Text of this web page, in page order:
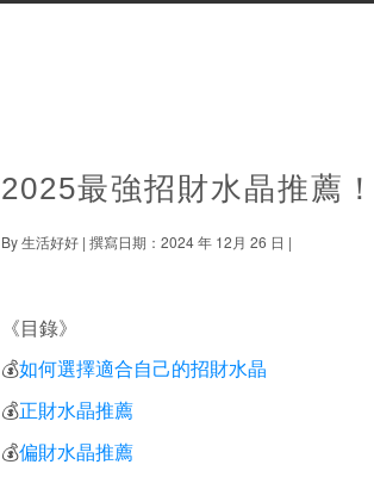
2025最強招財水晶推薦
By 生活好好 | 撰寫日期：2024 年 12月 26 日 |
《目錄》
💰如何選擇適合自己的招財水晶
💰正財水晶推薦
💰偏財水晶推薦